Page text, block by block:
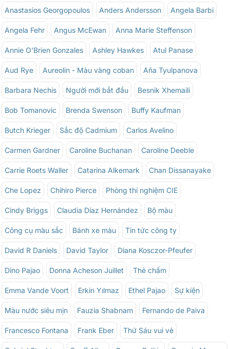
Anastasios Georgopoulos Anders Andersson Angela Barbi
Angela Fehr Angus McEwan Anna Marie Steffenson
Annie O'Brien Gonzales Ashley Hawkes Atul Panase
Aud Rye Aureolin - Màu vàng coban Aña Tyulpanova
Barbara Nechis Người mới bắt đầu Besnik Xhemaili
Bob Tomanovic Brenda Swenson Buffy Kaufman
Butch Krieger Sắc độ Cadmium Carlos Avelino
Carmen Gardner Caroline Buchanan Caroline Deeble
Carrie Roets Waller Catarina Alkemark Chan Dissanayake
Che Lopez Chihiro Pierce Phòng thí nghiệm CIE
Cindy Briggs Claudia Díaz Hernández Bộ màu
Công cụ màu sắc Bánh xe màu Tin tức công ty
David R Daniels David Taylor Diana Kosczor-Pfeufer
Dino Pajao Donna Acheson Juillet Thẻ chấm
Emma Vande Voort Erkin Yılmaz Ethel Pajao Sự kiện
Màu nước siêu mịn Fauzia Shabnam Fernando de Paiva
Francesco Fontana Frank Eber Thứ Sáu vui vẻ